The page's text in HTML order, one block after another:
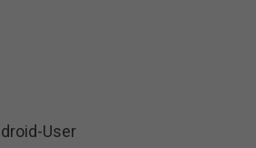
User